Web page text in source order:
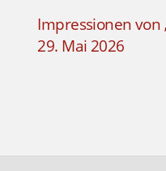
Impressionen von
29. Mai 2026